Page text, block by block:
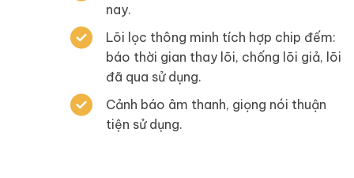
nay.
Lõi lọc thông minh tích hợp chip đếm:
báo thời gian thay lõi, chống lõi giả, lõi
đã qua sử dụng.
Cảnh báo âm thanh, giọng nói thuận
tiện sử dụng.